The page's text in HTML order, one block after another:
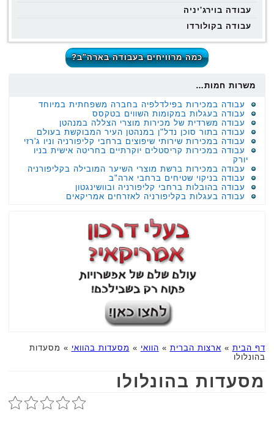
עבודה בוירג'יניה
עבודה בקולורדו
כמה מרוויחים בעבודה בארה"ב?
משרות חמות…
עבודה במכירות בפילדלפיה בחברה משפחתית במיוחד
עבודה בעגלות במקומות השווים בטקסס
עבודה משרדית של מכירות מוצרי הצללה במנהטן
עבודה בתור סוכן נדל"ן במנהטן העיר המבוקשת בעולם
עבודה במכירות שירותי שיפוצים ברחבי קליפורניה וניו ג'רזי
עבודה במכירות קריסטלים יוקרתיים בחריטה אישית בניו
יורק
עבודה במכירות ברשת מוצרי השיער המובילה בקליפורניה
עבודה בניקוי שטיחים ברחבי ארה"ב
עבודה בהובלות ברחבי קליפורניה ובוושינגטון
עבודה בעגלות בקליפורניה לאזרחים אמריקאים
דף הבית » ארצות הברית » הוואי » מסעדות בהוואי » מסעדות
בהונלולו
מסעדות בהונלולו